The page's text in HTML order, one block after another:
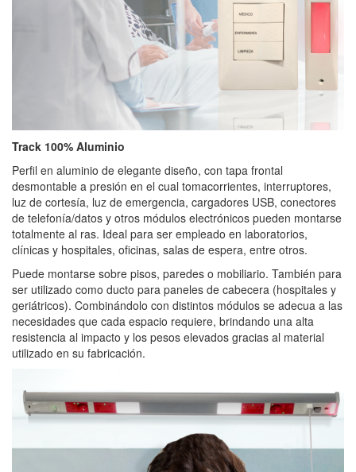
Track 100% Aluminio
Perfil en aluminio de elegante diseño, con tapa frontal
desmontable a presión en el cual tomacorrientes, interruptores,
luz de cortesía, luz de emergencia, cargadores USB, conectores
de telefonía/datos y otros módulos electrónicos pueden montarse
totalmente al ras. Ideal para ser empleado en laboratorios,
clínicas y hospitales, oficinas, salas de espera, entre otros.
Puede montarse sobre pisos, paredes o mobiliario. También para
ser utilizado como ducto para paneles de cabecera (hospitales y
geriátricos). Combinándolo con distintos módulos se adecua a las
necesidades que cada espacio requiere, brindando una alta
resistencia al impacto y los pesos elevados gracias al material
utilizado en su fabricación.